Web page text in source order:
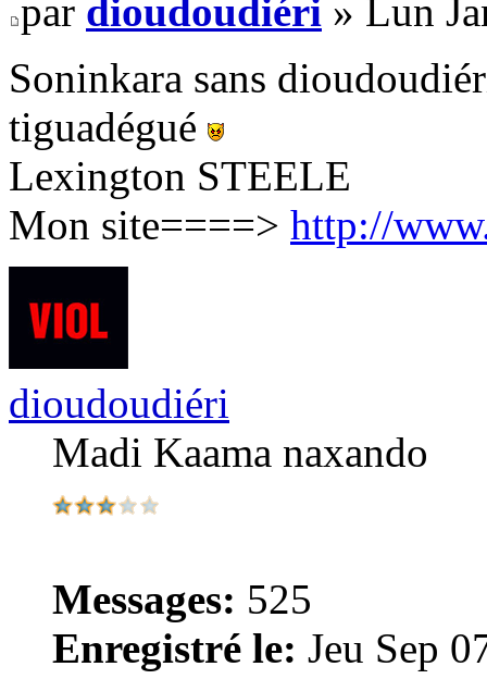
par dioudoudiéri » Lun
Soninkara sans
tiguadégué
Lexington STEELE
Mon site====> http://
dioudoudiéri
Madi Kaama naxando
Messages: 525
Enregistré le: Jeu Sep